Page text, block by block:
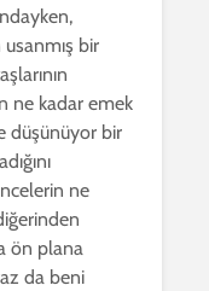
bir
ne kadar emek
düşünüyor bir
ne
ön plana
da beni